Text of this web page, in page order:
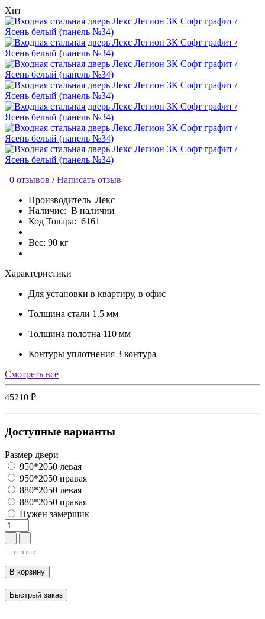
Хит
0 отзывов / Написать отзыв
Производитель Лекс
Наличие: В наличии
Код Товара: 6161
Вес: 90 кг
Характеристики
Для установки в квартиру, в офис
Толщина стали 1.5 мм
Толщина полотна 110 мм
Контуры уплотнения 3 контура
Cмотреть все
45210 ₽
Доступные варианты
Размер двери
950*2050 левая
950*2050 правая
880*2050 левая
880*2050 правая
Нужен замерщик
В корзину
Быстрый заказ